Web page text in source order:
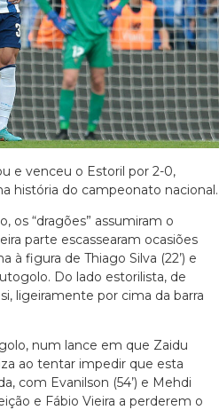
e venceu o Estoril por 2-0,
história do campeonato nacional.
os “dragões” assumiram o
parte escassearam ocasiões
figura de Thiago Silva (22’) e
Do lado estorilista, de
ligeiramente por cima da barra
num lance em que Zaidu
ao tentar impedir que esta
com Evanilson (54’) e Mehdi
e Fábio Vieira a perderem o